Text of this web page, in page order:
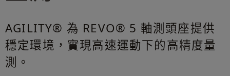
AGILITY® 為 REVO® 5 軸測頭座提供
穩定環境，實現高速運動下的高精度量
測。